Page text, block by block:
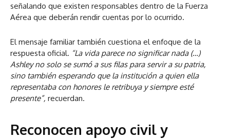
señalando que existen responsables dentro de la Fuerza
Aérea que deberán rendir cuentas por lo ocurrido.
El mensaje familiar también cuestiona el enfoque de la
respuesta oficial. “La vida parece no significar nada (…)
Ashley no solo se sumó a sus filas para servir a su patria,
sino también esperando que la institución a quien ella
representaba con honores le retribuya y siempre esté
presente”, recuerdan.
Reconocen apoyo civil y